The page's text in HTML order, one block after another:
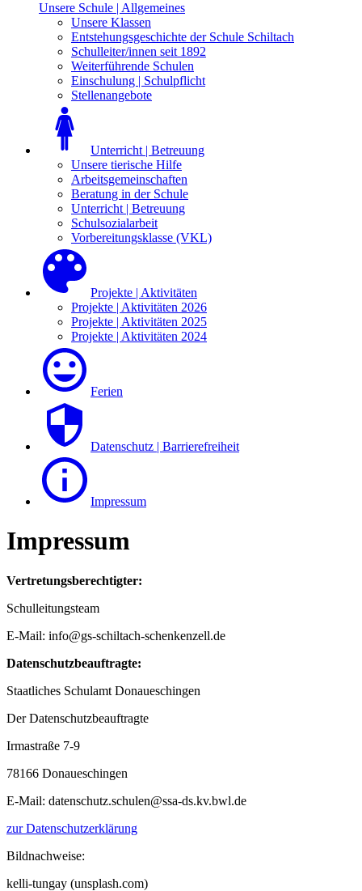
Unsere Schule | Allgemeines
Unsere Klassen
Entstehungsgeschichte der Schule Schiltach
Schulleiter/innen seit 1892
Weiterführende Schulen
Einschulung | Schulpflicht
Stellenangebote
Unterricht | Betreuung
Unsere tierische Hilfe
Arbeitsgemeinschaften
Beratung in der Schule
Unterricht | Betreuung
Schulsozialarbeit
Vorbereitungsklasse (VKL)
Projekte | Aktivitäten
Projekte | Aktivitäten 2026
Projekte | Aktivitäten 2025
Projekte | Aktivitäten 2024
Ferien
Datenschutz | Barrierefreiheit
Impressum
Impressum
Vertretungsberechtigter:
Schulleitungsteam
E-Mail: info@gs-schiltach-schenkenzell.de
Datenschutzbeauftragte:
Staatliches Schulamt Donaueschingen
Der Datenschutzbeauftragte
Irmastraße 7-9
78166 Donaueschingen
E-Mail: datenschutz.schulen@ssa-ds.kv.bwl.de
zur Datenschutzerklärung
Bildnachweise:
kelli-tungay (unsplash.com)